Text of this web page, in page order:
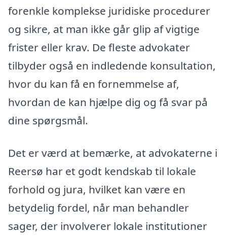
forenkle komplekse juridiske procedurer
og sikre, at man ikke går glip af vigtige
frister eller krav. De fleste advokater
tilbyder også en indledende konsultation,
hvor du kan få en fornemmelse af,
hvordan de kan hjælpe dig og få svar på
dine spørgsmål.
Det er værd at bemærke, at advokaterne i
Reersø har et godt kendskab til lokale
forhold og jura, hvilket kan være en
betydelig fordel, når man behandler
sager, der involverer lokale institutioner